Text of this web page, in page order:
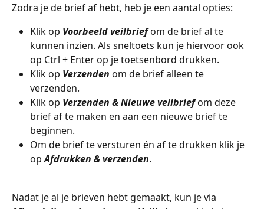
Zodra je de brief af hebt, heb je een aantal opties:
Klik op Voorbeeld veilbrief om de brief al te
kunnen inzien. Als sneltoets kun je hiervoor ook
op Ctrl + Enter op je toetsenbord drukken.
Klik op Verzenden om de brief alleen te
verzenden.
Klik op Verzenden & Nieuwe veilbrief om deze
brief af te maken en aan een nieuwe brief te
beginnen.
Om de brief te versturen én af te drukken klik je
op Afdrukken & verzenden.
Nadat je al je brieven hebt gemaakt, kun je via